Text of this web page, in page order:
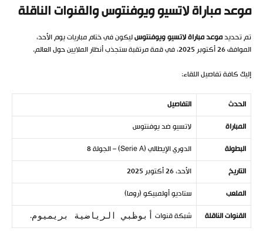
موعد مباراة لاتسيو ويوفنتوس والقنوات الناقلة
تم تحديدموعد مباراة لاتسيو ويوفنتوسليكون في ختام مباريات يوم الأحد،
الموافق 26 أكتوبر 2025، في قمة مرتقبة ستجذب أنظار الملايين حول العالم.
إليك كافة تفاصيل اللقاء:
الحدث
التفاصيل
المباراة
لاتسيو ضد يوفنتوس
البطولة
الدوري الإيطالي (Serie A) – الجولة 8
التاريخ
الأحد، 26 أكتوبر 2025
الملعب
ستاديو أولمبيكو (روما)
القنوات الناقلة
شبكة قنوات أبوظبي الرياضية بريميوم.